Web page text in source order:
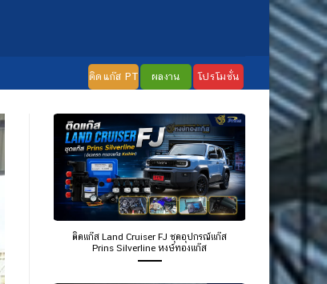
ติดแก๊ส PT ผลงาน โปรโมชั่น
ติดแก๊ส Land Cruiser FJ ชุดอุปกรณ์แก๊ส
Prins Silverline หงษ์ทองแก๊ส